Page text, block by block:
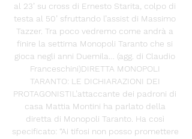
al 23’ su cross di Ernesto Starita, colpo di
testa al 50’ sfruttando l’assist di Massimo
Tazzer. Tra poco vedremo come andrà a
finire la settima Monopoli Taranto che si
gioca negli anni Duemila… (agg. di Claudio
Franceschini)DIRETTA MONOPOLI
TARANTO: LE DICHIARAZIONI DEI
PROTAGONISTIL’attaccante dei padroni di
casa Mattia Montini ha parlato della
diretta di Monopoli Taranto. Ha così
specificato: “Ai tifosi non posso promettere